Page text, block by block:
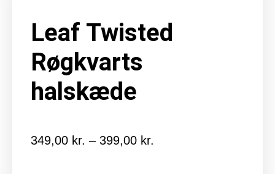
Leaf Twisted
Røgkvarts
halskæde
349,00 kr. – 399,00 kr.